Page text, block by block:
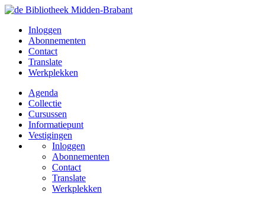
Inloggen
Abonnementen
Contact
Translate
Werkplekken
Agenda
Collectie
Cursussen
Informatiepunt
Vestigingen
Inloggen
Abonnementen
Contact
Translate
Werkplekken